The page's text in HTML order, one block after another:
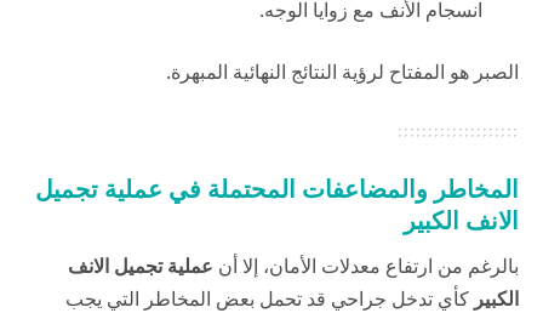
انسجام الأنف مع زوايا الوجه.
الصبر هو المفتاح لرؤية النتائج النهائية المبهرة.
المخاطر والمضاعفات المحتملة في عملية تجميل
الانف الكبير
بالرغم من ارتفاع معدلات الأمان، إلا أن عملية تجميل الانف
الكبير كأي تدخل جراحي قد تحمل بعض المخاطر التي يجب